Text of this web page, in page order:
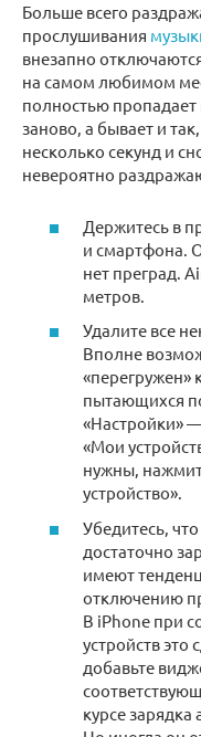
Больше всего
прослушивания
внезапно
на самом любимом
полностью пропадает
заново, а бывает и
несколько секунд и
невероятно
Держитесь в
и смартфона.
нет преград.
метров.
Удалите все
Вполне
«перегружен»
пытающихся
«Настройки»
«Мои
нужны,
устройство».
Убедитесь,
достаточно
имеют
отключению
В iPhone при
устройств это
добавьте
курсе